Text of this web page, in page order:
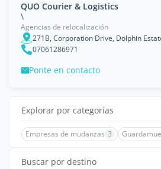
QUO Courier & Logistics
\
Agencias de relocalización
271B, Corporation Drive, Dolphin
07061286971
Ponte en contacto
Explorar por categorías
Empresas de mudanzas 3
Buscar por destino